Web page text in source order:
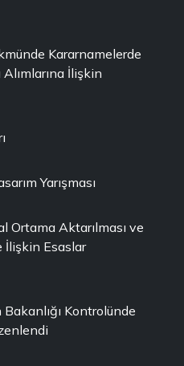
Kararnamelerde
İlişkin
Yarışması
Ortama Aktarılması ve
İlişkin Esaslar
Kontrolünde